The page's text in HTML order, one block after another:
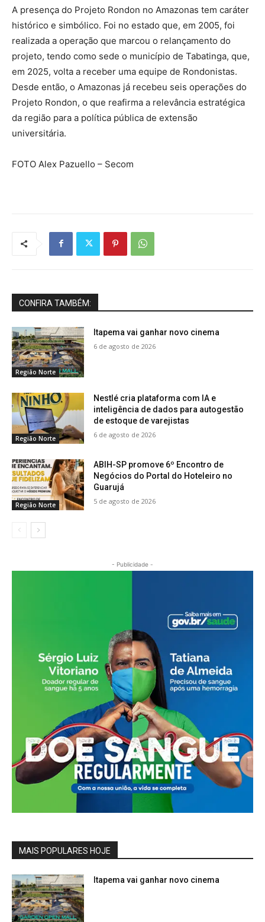
A presença do Projeto Rondon no Amazonas tem caráter
histórico e simbólico. Foi no estado que, em 2005, foi
realizada a operação que marcou o relançamento do
projeto, tendo como sede o município de Tabatinga, que,
em 2025, volta a receber uma equipe de Rondonistas.
Desde então, o Amazonas já recebeu seis operações do
Projeto Rondon, o que reafirma a relevância estratégica
da região para a política pública de extensão
universitária.
FOTO Alex Pazuello – Secom
CONFIRA TAMBÉM:
Região Norte
Itapema vai ganhar novo cinema
6 de agosto de 2026
Região Norte
Nestlé cria plataforma com IA e
inteligência de dados para autogestão
de estoque de varejistas
6 de agosto de 2026
Região Norte
ABIH-SP promove 6º Encontro de
Negócios do Portal do Hoteleiro no
Guarujá
5 de agosto de 2026
- Publicidade -
MAIS POPULARES HOJE
Itapema vai ganhar novo cinema